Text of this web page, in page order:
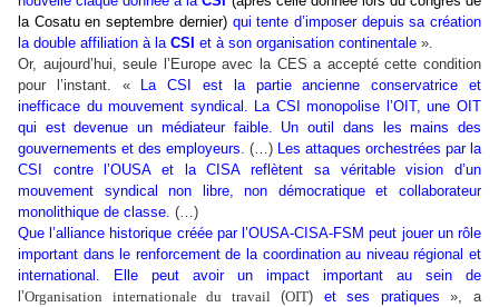
la Cosatu en septembre dernier)qui tente d’imposer depuis sa création
la double affiliation à la CSI et à son organisation continentale ».
Or, aujourd’hui, seule l’Europe avec la CES a accepté cette condition
pour l’instant. «
La CSI est la partie ancienne conservatrice et
inefficace du mouvement syndical. La CSI monopolise l’OIT, une OIT
qui est devenue un médiateur faible. Un outil dans les mains des
gouvernements et des employeurs . (…)
Les attaques orchestrées par la
CSI contre l’OUSA et la CISA reflètent sa véritable vision d’un
mouvement syndical non libre, non démocratique et collaborateur
monolithique de classe. (…)
Que l’alliance historique créée par l’OUSA-CISA-FSM peut jouer un rôle
important dans le renforcement de la coordination au niveau régional et
international. Elle peut avoir un impact important au sein de
l’Organisation internationale du travail (OIT) et ses pratiques», a